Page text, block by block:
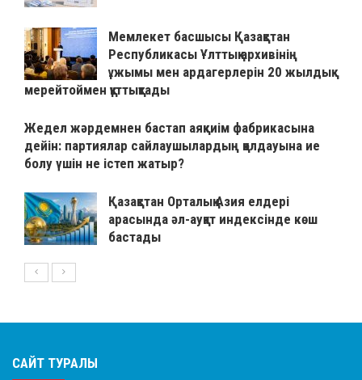
Мемлекет басшысы Қазақстан
Республикасы Ұлттық архивінің
ұжымы мен ардагерлерін 20 жылдық
мерейтоймен құттықтады
Жедел жәрдемнен бастап аяқкиім фабрикасына
дейін: партиялар сайлаушылардың қолдауына ие
болу үшін не істеп жатыр?
Қазақстан Орталық Азия елдері
арасында әл-ауқат индексінде көш
бастады
САЙТ ТУРАЛЫ